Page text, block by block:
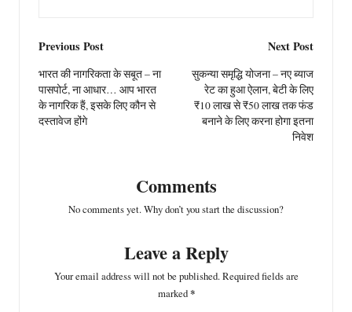
Post
navigation
Previous Post
भारत की नागरिकता के सबूत – ना
पासपोर्ट, ना आधार… आप भारत
के नागरिक हैं, इसके लिए कौन से
दस्तावेज होंगे
Next Post
सुकन्या समृद्धि योजना – नए ब्याज
रेट का हुआ ऐलान, बेटी के लिए
₹10 लाख से ₹50 लाख तक फंड
बनाने के लिए करना होगा इतना
निवेश
Comments
No comments yet. Why don’t you start the discussion?
Leave a Reply
Your email address will not be published. Required fields are
marked*